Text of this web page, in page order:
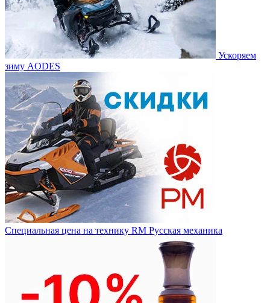
Ускоряем
зиму AODES
Специальная цена на технику RM Русская механика